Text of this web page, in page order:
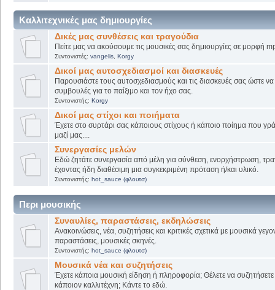
Καλλιτεχνικές μας δημιουργίες
Δικές μας συνθέσεις και τραγούδια
Πείτε μας να ακούσουμε τις μουσικές σας δημιουργίες σε μορφή
Συντονιστές: vangelis, Korgy
Δικοί μας αυτοσχεδιασμοί και διασκευές
Παρουσιάστε τους αυτοσχεδιασμούς και τις διασκευές σας ώστε να
συμβουλές για το παίξιμο και τον ήχο σας.
Συντονιστής: Korgy
Δικοί μας στίχοι και ποιήματα
Έχετε στο συρτάρι σας κάποιους στίχους ή κάποιο ποίημα που
μαζί μας....
Συνεργασίες μελών
Εδώ ζητάτε συνεργασία από μέλη για σύνθεση, ενορχήστρωση,
έχοντας ήδη διαθέσιμη μια συγκεκριμένη πρόταση ή/και υλικό.
Συντονιστής: hot_sauce (φλουτσ)
Περι μουσικής
Συναυλίες, παραστάσεις, εκδηλώσεις
Ανακοινώσεις, νέα, συζητήσεις και κριτικές σχετικά με μουσικά
παραστάσεις, μουσικές σκηνές.
Συντονιστής: hot_sauce (φλουτσ)
Μουσικά νέα και συζητήσεις
Έχετε κάποια μουσική είδηση ή πληροφορία; Θέλετε να
κάποιον καλλιτέχνη; Κάντε το εδώ.